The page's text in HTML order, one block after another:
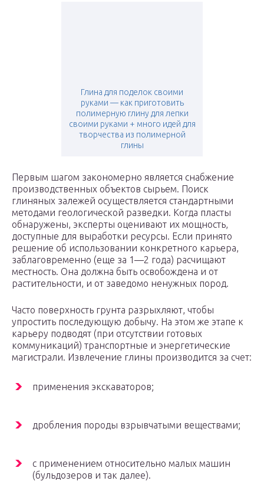
Глина для поделок своими
руками — как приготовить
полимерную глину для лепки
своими руками + много идей для
творчества из полимерной
глины
Первым шагом закономерно является снабжение
производственных объектов сырьем. Поиск
глиняных залежей осуществляется стандартными
методами геологической разведки. Когда пласты
обнаружены, эксперты оценивают их мощность,
доступные для выработки ресурсы. Если принято
решение об использовании конкретного карьера,
заблаговременно (еще за 1—2 года) расчищают
местность. Она должна быть освобождена и от
растительности, и от заведомо ненужных пород.
Часто поверхность грунта разрыхляют, чтобы
упростить последующую добычу. На этом же этапе к
карьеру подводят (при отсутствии готовых
коммуникаций) транспортные и энергетические
магистрали. Извлечение глины производится за счет:
применения экскаваторов;
дробления породы взрывчатыми веществами;
с применением относительно малых машин
(бульдозеров и так далее).